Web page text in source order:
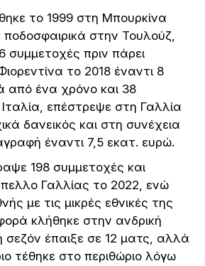
το 1999 στη Μπουρκίνα
στην Τουλούζ,
συμμετοχές πριν πάρει
το 2018 έναντι 8
από ένα χρόνο και 38
επέστρεψε στη Γαλλία
δανεικός και στη συνέχεια
έναντι 7,5 εκατ. ευρώ.
198 συμμετοχές και
Γαλλίας το 2022, ενώ
με τις μικρές εθνικές της
κλήθηκε στην ανδρική
σεζόν έπαιξε σε 12 ματς, αλλά
τέθηκε στο περιθώριο λόγω